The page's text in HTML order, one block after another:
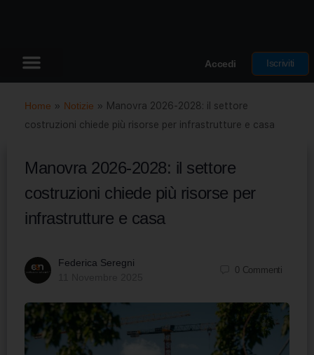
Accedi Iscriviti
Home » Notizie » Manovra 2026-2028: il settore
costruzioni chiede più risorse per infrastrutture e casa
Manovra 2026-2028: il settore
costruzioni chiede più risorse per
infrastrutture e casa
Federica Seregni
0 Commenti